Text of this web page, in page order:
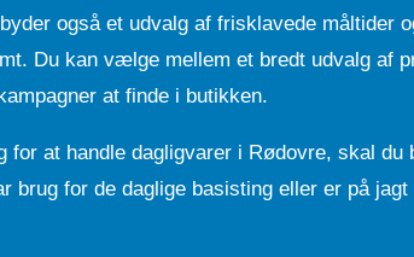
også et udvalg af frisklavede måltider
Du kan vælge mellem et bredt udvalg af
at finde i butikken.
for at handle dagligvarer i Rødovre, skal du
brug for de daglige basisting eller er på